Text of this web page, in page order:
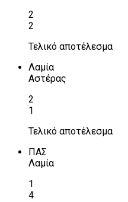
2
2
Τελικό αποτέλεσμα
Λαμία
Αστέρας
2
1
Τελικό αποτέλεσμα
ΠΑΣ
Λαμία
1
4